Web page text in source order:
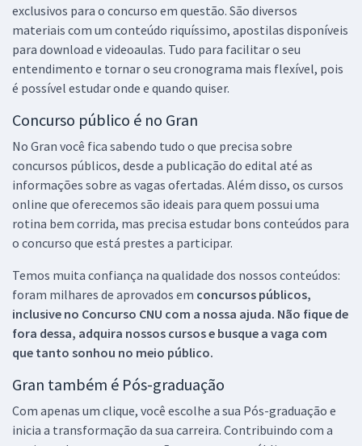
exclusivos para o concurso em questão. São diversos
materiais com um conteúdo riquíssimo, apostilas disponíveis
para download e videoaulas. Tudo para facilitar o seu
entendimento e tornar o seu cronograma mais flexível, pois
é possível estudar onde e quando quiser.
Concurso público é no Gran
No Gran você fica sabendo tudo o que precisa sobre
concursos públicos, desde a publicação do edital até as
informações sobre as vagas ofertadas. Além disso, os cursos
online que oferecemos são ideais para quem possui uma
rotina bem corrida, mas precisa estudar bons conteúdos para
o concurso que está prestes a participar.
Temos muita confiança na qualidade dos nossos conteúdos:
foram milhares de aprovados em concursos públicos,
inclusive no Concurso CNU com a nossa ajuda. Não fique de
fora dessa, adquira nossos cursos e busque a vaga com
que tanto sonhou no meio público.
Gran também é Pós-graduação
Com apenas um clique, você escolhe a sua Pós-graduação e
inicia a transformação da sua carreira. Contribuindo com a